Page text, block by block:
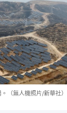
（無人機照片/新華社）